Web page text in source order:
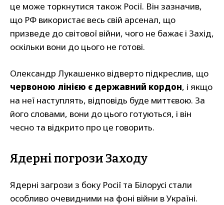
це може торкнутися також Росії. Він зазначив,
що РФ використає весь свій арсенал, що
призведе до світової війни, чого не бажає і Захід,
оскільки вони до цього не готові.
Олександр Лукашенко відверто підкреслив, що
червоною лінією є державний кордон, і якщо
на неї наступлять, відповідь буде миттєвою. За
його словами, вони до цього готуються, і він
чесно та відкрито про це говорить.
Ядерні погрози Заходу
Ядерні загрози з боку Росії та Білорусі стали
особливо очевидними на фоні війни в Україні.